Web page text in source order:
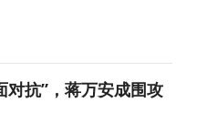
对抗”，蒋万安成围攻